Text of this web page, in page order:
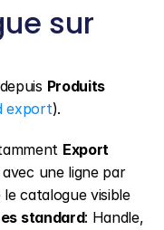
sur
Produits
export).
Export
une ligne par
catalogue visible
standard: Handle,